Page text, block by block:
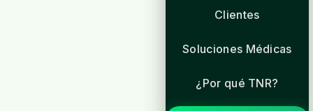
Clientes
Soluciones Médicas
¿Por qué TNR?